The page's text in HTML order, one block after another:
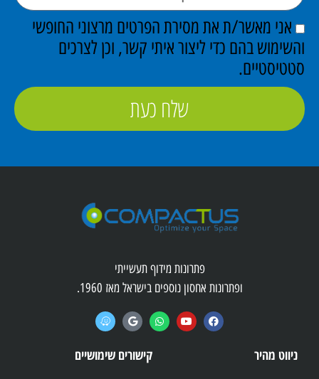
אני מאשר/ת את מסירת הפרטים מרצוני החופשי
והשימוש בהם כדי ליצור איתי קשר, וכן לצרכים
סטטיסטיים.
שלח כעת
פתרונות מידוף תעשייתי
ופתרונות אחסון נוספים בישראל מאז 1960.
ניווט מהיר קישורים שימושיים